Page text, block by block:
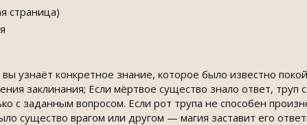
страница)
вы узнаёт конкретное знание, которое было известно
заклинания; Если мёртвое существо знало ответ,
с задан­ным вопросом. Если рот трупа не способен
существо врагом или другом — магия заставит его